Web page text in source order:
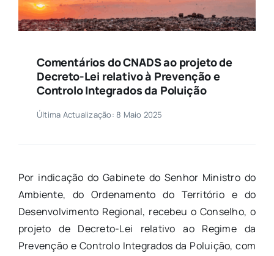
Comentários do CNADS ao projeto de
Decreto-Lei relativo à Prevenção e
Controlo Integrados da Poluição
Última Actualização: 8 Maio 2025
Por indicação do Gabinete do Senhor Ministro do
Ambiente, do Ordenamento do Território e do
Desenvolvimento Regional, recebeu o Conselho, o
projeto de Decreto-Lei relativo ao Regime da
Prevenção e Controlo Integrados da Poluição, com